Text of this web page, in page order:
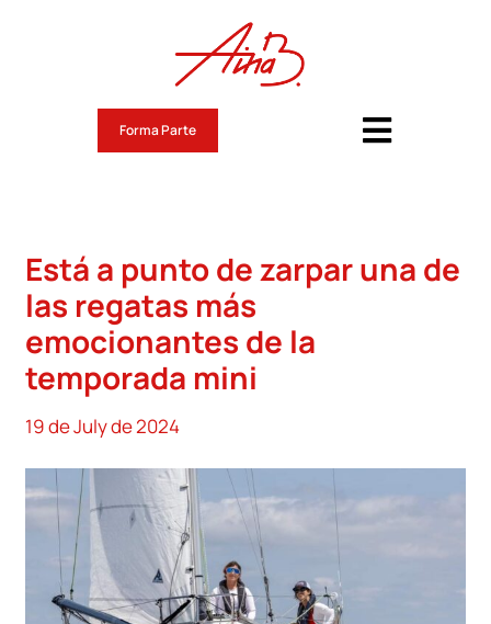
Forma Parte
Toggle
Route du Rhum 2026
Retos
Valores
Contacto
Únete a la aventura
Está a punto de zarpar una de
las regatas más
emocionantes de la
temporada mini
19 de July de 2024